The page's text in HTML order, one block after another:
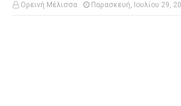
Ορεινή Μέλισσα Παρασκευή, Ιουλίου 29,